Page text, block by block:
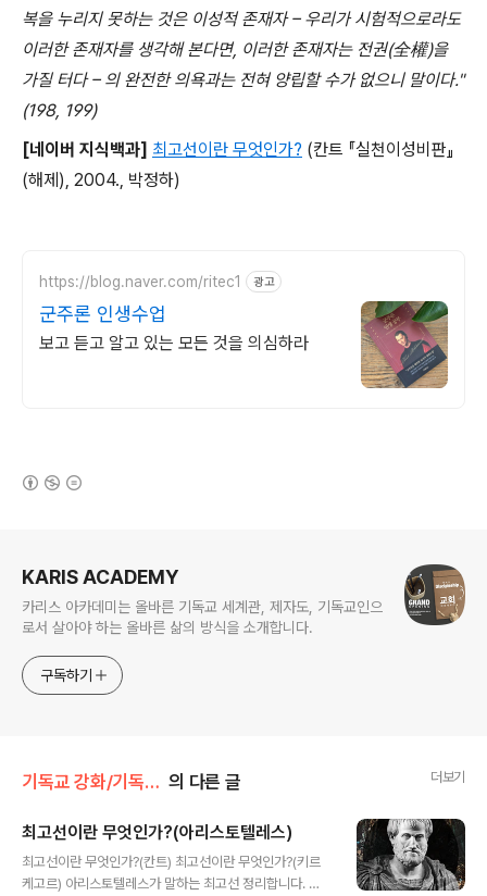
복을 누리지 못하는 것은 이성적 존재자 – 우리가 시험적으로라도
이러한 존재자를 생각해 본다면, 이러한 존재자는 전권(全權)을
가질 터다 – 의 완전한 의욕과는 전혀 양립할 수가 없으니 말이다."
(198, 199)
[네이버 지식백과] 최고선이란 무엇인가? (칸트 『실천이성비판』
(해제), 2004., 박정하)
https://blog.naver.com/ritec1 광고
군주론 인생수업
보고 듣고 알고 있는 모든 것을 의심하라
KARIS ACADEMY
카리스 아카데미는 올바른 기독교 세계관, 제자도, 기독교인으
로서 살아야 하는 올바른 삶의 방식을 소개합니다.
구독하기
기독교 강화/기독교의 공격 의 다른 글 더보기
최고선이란 무엇인가?(아리스토텔레스)
최고선이란 무엇인가?(칸트) 최고선이란 무엇인가?(키르
케고르) 아리스토텔레스가 말하는 최고선 정리합니다. 아